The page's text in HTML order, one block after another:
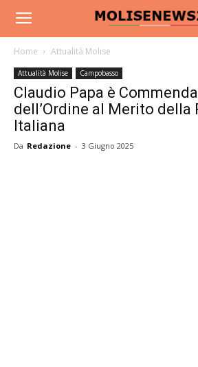
Home Attualità Molise
Attualità Molise Campobasso
Claudio Papa è
dell’Ordine al Merito della
Italiana
Da Redazione - 3 Giugno 2025